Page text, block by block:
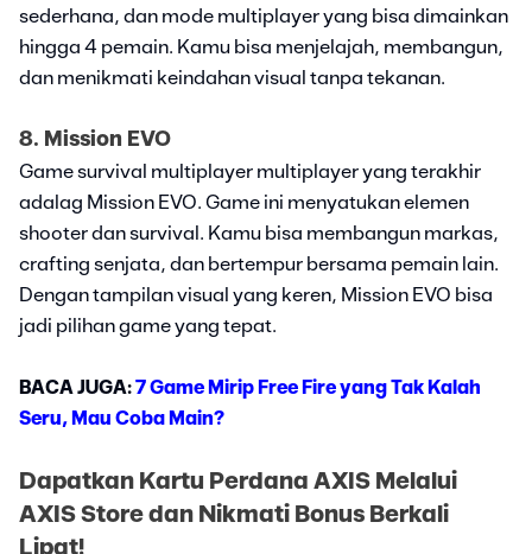
sederhana, dan mode multiplayer yang bisa dimainkan
hingga 4 pemain. Kamu bisa menjelajah, membangun,
dan menikmati keindahan visual tanpa tekanan.
8. Mission EVO
Game survival multiplayer multiplayer yang terakhir
adalag Mission EVO. Game ini menyatukan elemen
shooter dan survival. Kamu bisa membangun markas,
crafting senjata, dan bertempur bersama pemain lain.
Dengan tampilan visual yang keren, Mission EVO bisa
jadi pilihan game yang tepat.
BACA JUGA:7 Game Mirip Free Fire yang Tak Kalah
Seru, Mau Coba Main?
Dapatkan Kartu Perdana AXIS Melalui
AXIS Store dan Nikmati Bonus Berkali
Lipat!